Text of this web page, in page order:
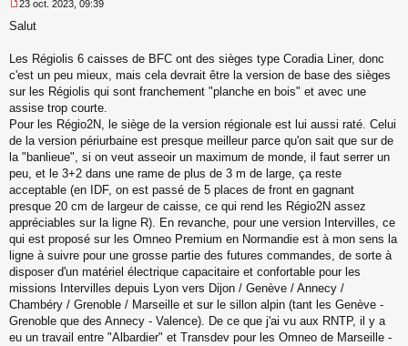
e
s
g
e
n
o
n
23 oct. 2023, 09:39
Salut
Les Régiolis 6 caisses de BFC ont des sièges type Coradia Liner, donc
c'est un peu mieux, mais cela devrait être la version de base des sièges
sur les Régiolis qui sont franchement "planche en bois" et avec une
assise trop courte.
Pour les Régio2N, le siège de la version régionale est lui aussi raté. Celui
de la version périurbaine est presque meilleur parce qu'on sait que sur de
la "banlieue", si on veut asseoir un maximum de monde, il faut serrer un
peu, et le 3+2 dans une rame de plus de 3 m de large, ça reste
acceptable (en IDF, on est passé de 5 places de front en gagnant
presque 20 cm de largeur de caisse, ce qui rend les Régio2N assez
appréciables sur la ligne R). En revanche, pour une version Intervilles, ce
qui est proposé sur les Omneo Premium en Normandie est à mon sens la
ligne à suivre pour une grosse partie des futures commandes, de sorte à
disposer d'un matériel électrique capacitaire et confortable pour les
missions Intervilles depuis Lyon vers Dijon / Genève / Annecy /
Chambéry / Grenoble / Marseille et sur le sillon alpin (tant les Genève -
Grenoble que des Annecy - Valence). De ce que j'ai vu aux RNTP, il y a
eu un travail entre "Albardier" et Transdev pour les Omneo de Marseille -